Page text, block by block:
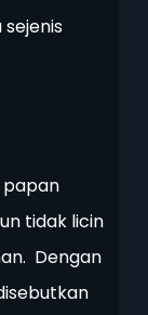
papan
tidak licin
Dengan